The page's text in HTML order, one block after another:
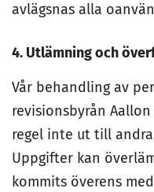
avlägsnas alla
4. Utlämning och
Vår behandling av
revisionsbyrån
regel inte ut till
Uppgifter kan
kommits överens